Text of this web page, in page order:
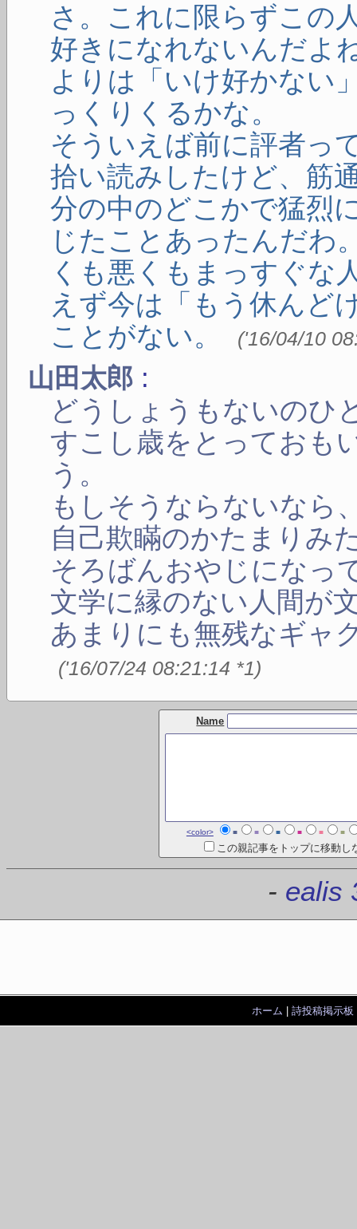
さ。これに限らずこの
好きになれないんだよ
よりは「いけ好かない
っくりくるかな。
そういえば前に評者っ
拾い読みしたけど、筋
分の中のどこかで猛烈
じたことあったんだわ
くも悪くもまっすぐな
えず今は「もう休んど
ことがない。
('16/04/10
山田太郎 :
どうしょうもないのひ
すこし歳をとっておも
う。
もしそうならないなら
自己欺瞞のかたまりみ
そろばんおやじになっ
文学に縁のない人間が
あまりにも無残なギャ
('16/07/24 08:21:14 *1)
Name
<color> ■ ■ ■ ■ ■ ■
この親記事をトップに移動し
- ealis
ホーム 詩投稿掲示板